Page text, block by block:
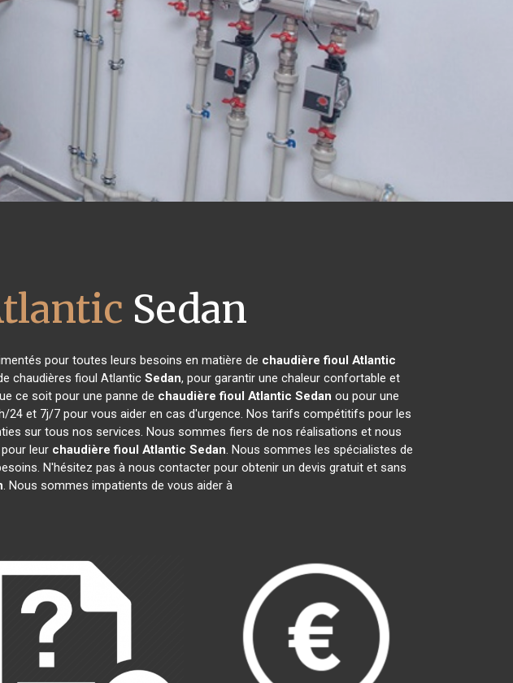
Sedan
pour toutes leurs besoins en matière de chaudière fioul Atlantic
chaudières fioul Atlantic Sedan, pour garantir une chaleur confortable et
ce soit pour une panne de chaudière fioul Atlantic Sedan ou pour une
et 7j/7 pour vous aider en cas d'urgence. Nos tarifs compétitifs pour les
sur tous nos services. Nous sommes fiers de nos réalisations et nous
leur chaudière fioul Atlantic Sedan. Nous sommes les spécialistes de
N'hésitez pas à nous contacter pour obtenir un devis gratuit et sans
. Nous sommes impatients de vous aider à